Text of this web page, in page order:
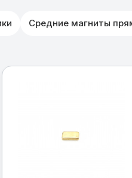
Средние магниты